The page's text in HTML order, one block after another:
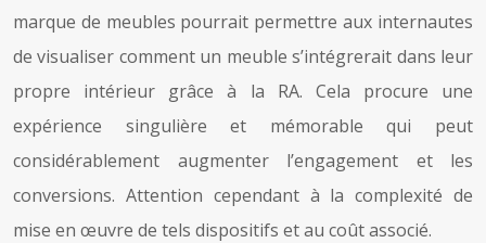
marque de meubles pourrait permettre aux internautes
de visualiser comment un meuble s’intégrerait dans leur
propre intérieur grâce à la RA. Cela procure une
expérience singulière et mémorable qui peut
considérablement augmenter l’engagement et les
conversions. Attention cependant à la complexité de
mise en œuvre de tels dispositifs et au coût associé.